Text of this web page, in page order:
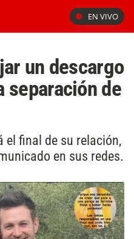
EN VIVO
un descargo
separación de
el final de su relación,
en sus redes.